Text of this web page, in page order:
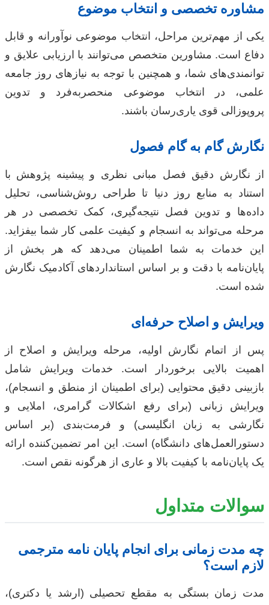
مشاوره تخصصی و انتخاب موضوع
یکی از مهم‌ترین مراحل، انتخاب موضوعی نوآورانه و قابل
دفاع است. مشاورین متخصص می‌توانند با ارزیابی علایق و
توانمندی‌های شما، و همچنین با توجه به نیازهای روز جامعه
علمی، در انتخاب موضوعی منحصربه‌فرد و تدوین
پروپوزالی قوی یاری‌رسان باشند.
نگارش گام به گام فصول
از نگارش دقیق فصل مبانی نظری و پیشینه پژوهش با
استناد به منابع روز دنیا تا طراحی روش‌شناسی، تحلیل
داده‌ها و تدوین فصل نتیجه‌گیری، کمک تخصصی در هر
مرحله می‌تواند به انسجام و کیفیت علمی کار شما بیفزاید.
این خدمات به شما اطمینان می‌دهد که هر بخش از
پایان‌نامه با دقت و بر اساس استانداردهای آکادمیک نگارش
شده است.
ویرایش و اصلاح حرفه‌ای
پس از اتمام نگارش اولیه، مرحله ویرایش و اصلاح از
اهمیت بالایی برخوردار است. خدمات ویرایش شامل
بازبینی دقیق محتوایی (برای اطمینان از منطق و انسجام)،
ویرایش زبانی (برای رفع اشکالات گرامری، املایی و
نگارشی به زبان انگلیسی) و فرمت‌بندی (بر اساس
دستورالعمل‌های دانشگاه) است. این امر تضمین‌کننده ارائه
یک پایان‌نامه با کیفیت بالا و عاری از هرگونه نقص است.
سوالات متداول
چه مدت زمانی برای انجام پایان نامه مترجمی
لازم است؟
مدت زمان بستگی به مقطع تحصیلی (ارشد یا دکتری)،